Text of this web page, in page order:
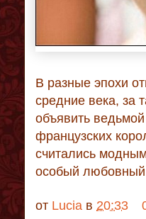
В разные эпохи
средние века, за
объявить
французских
считались
особый
от Lucia в 20:33